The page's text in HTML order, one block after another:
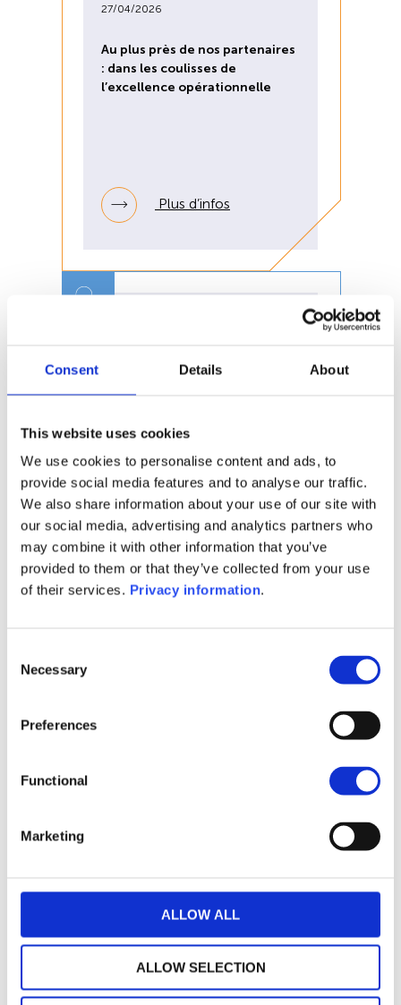
Consent Details About
This website uses cookies
We use cookies to personalise content and ads, to
provide social media features and to analyse our traffic.
We also share information about your use of our site with
our social media, advertising and analytics partners who
may combine it with other information that you’ve
provided to them or that they’ve collected from your use
of their services. Privacy information.
Selection
Necessary
Preferences
Functional
Marketing
ALLOW ALL
ALLOW SELECTION
27/04/2026
Au plus près de nos partenaires
: dans les coulisses de
l’excellence opérationnelle
Plus d’infos
WEALINS réalise une année
2025 record et confirme son
référence en assurance vie
patrimoniale
Plus d’infos
Charger plus